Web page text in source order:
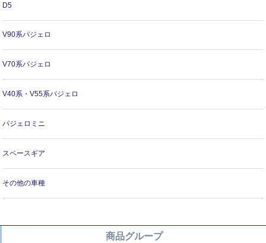
D5
V90系パジェロ
V70系パジェロ
V40系・V55系パジェロ
パジェロミニ
スペースギア
その他の車種
商品グループ